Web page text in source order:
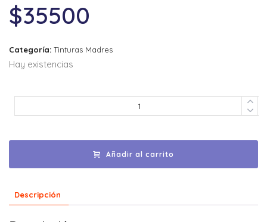
$35500
Categoría: Tinturas Madres
Hay existencias
Añadir al carrito
Descripción